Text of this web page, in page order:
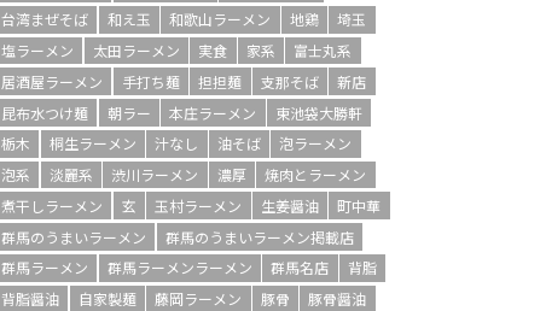
台湾まぜそば
和え玉 和歌山ラーメン 地鶏
埼玉
塩ラーメン
太田ラーメン 実食 家系
富士丸系
居酒屋ラーメン
手打ち麺 担担麺 支那そば
新店
昆布水つけ麺
朝ラー 本庄ラーメン
東池袋大勝軒
栃木
桐生ラーメン 汁なし 油そば
泡ラーメン
泡系
淡麗系 渋川ラーメン 濃厚
焼肉とラーメン
煮干しラーメン
玄 玉村ラーメン 生姜醤油
町中華
群馬のうまいラーメン
群馬のうまいラーメン掲載店
群馬ラーメン
群馬ラーメンラーメン 群馬名店
背脂
背脂醤油
自家製麺 藤岡ラーメン 豚骨
豚骨醤油